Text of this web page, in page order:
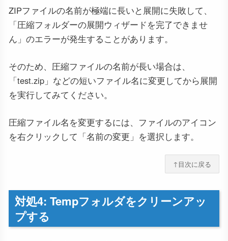
ZIPファイルの名前が極端に長いと展開に失敗して、
「圧縮フォルダーの展開ウィザードを完了できませ
ん」のエラーが発生することがあります。
そのため、圧縮ファイルの名前が長い場合は、
「test.zip」などの短いファイル名に変更してから展開
を実行してみてください。
圧縮ファイル名を変更するには、ファイルのアイコン
を右クリックして「名前の変更」を選択します。
↑目次に戻る
対処4: Tempフォルダをクリーンアッ
プする